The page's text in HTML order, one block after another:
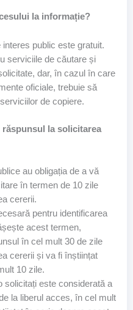
la informație?
public este gratuit.
serviciile de căutare și
dar, în cazul în care
oficiale, trebuie să
de copiere.
răspunsul la solicitarea
au obligația de a vă
în termen de 10 zile
cererii.
pentru identificarea
acest termen,
în cel mult 30 de zile
cererii și va fi înștiințat
10 zile.
solicitați este considerată a
la liberul acces, în cel mult